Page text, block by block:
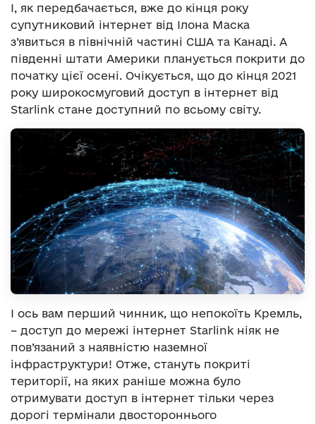
І, як передбачається, вже до кінця року
супутниковий інтернет від Ілона Маска
з’явиться в північній частині США та Канаді. А
південні штати Америки планується покрити до
початку цієї осені. Очікується, що до кінця 2021
року широкосмуговий доступ в інтернет від
Starlink стане доступний по всьому світу.
І ось вам перший чинник, що непокоїть Кремль,
– доступ до мережі інтернет Starlink ніяк не
пов’язаний з наявністю наземної
інфраструктури! Отже, стануть покриті
території, на яких раніше можна було
отримувати доступ в інтернет тільки через
дорогі термінали двостороннього